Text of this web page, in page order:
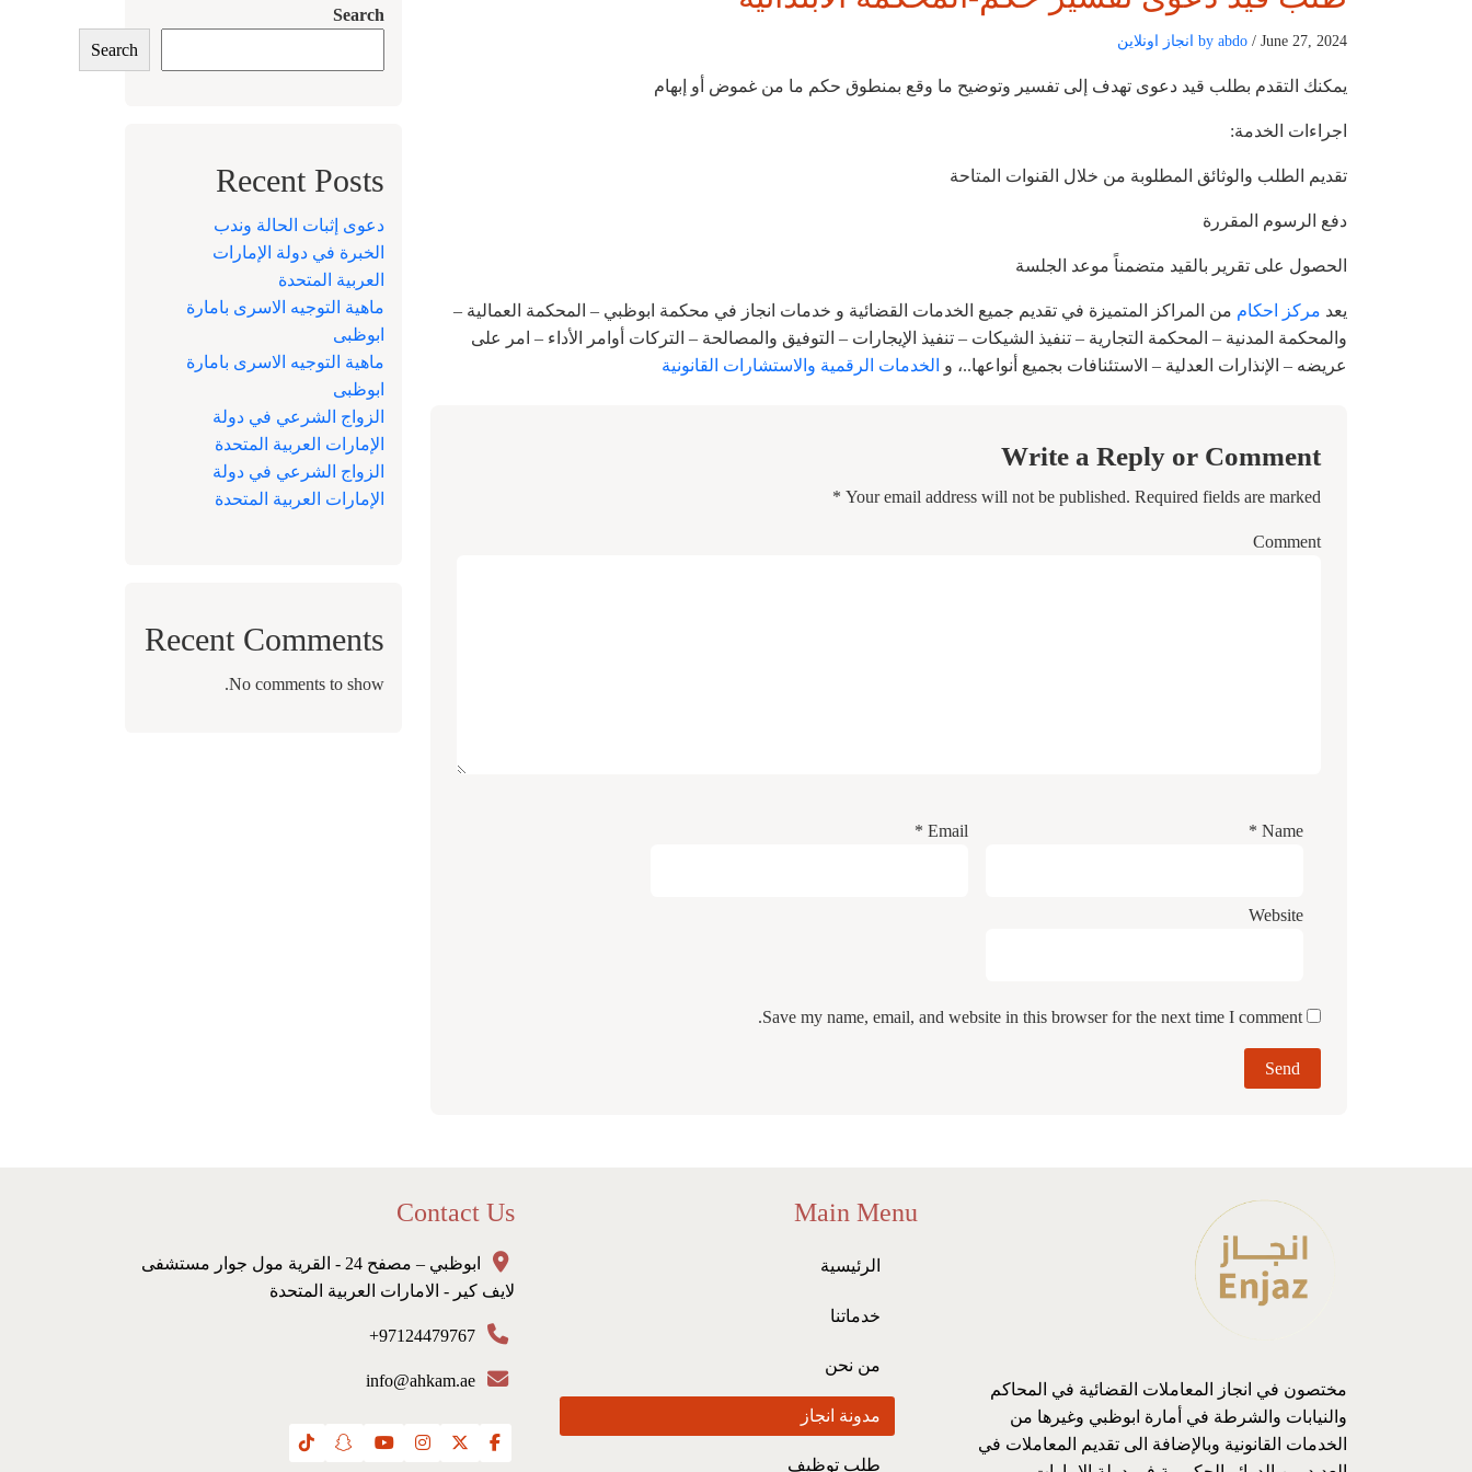
by abdo / June 27, 2024 انجاز اونلاين
يمكنك التقدم بطلب قيد دعوى تهدف إلى تفسير وتوضيح ما وقع بمنطوق حكم ما من غموض أو إبهام
اجراءات الخدمة:
تقديم الطلب والوثائق المطلوبة من خلال القنوات المتاحة
دفع الرسوم المقررة
الحصول على تقرير بالقيد متضمناً موعد الجلسة
يعد مركز احكام من المراكز المتميزة في تقديم جميع الخدمات القضائية و خدمات انجاز في محكمة ابوظبي – المحكمة العمالية –
والمحكمة المدنية – المحكمة التجارية – تنفيذ الشيكات – تنفيذ الإيجارات – التوفيق والمصالحة – التركات أوامر الأداء – امر على
عريضه – الإنذارات العدلية – الاستئنافات بجميع أنواعها..، و الخدمات الرقمية والاستشارات القانونية
Write a Reply or Comment
Your email address will not be published. Required fields are marked
*
Comment
Name
*
Email
*
Website
Save my name, email, and website in this browser for the next time I comment.
Search
Search
Recent Posts
دعوى إثبات الحالة وندب
الخبرة في دولة الإمارات
العربية المتحدة
ماهية التوجيه الاسرى بامارة
ابوظبى
ماهية التوجيه الاسرى بامارة
ابوظبى
الزواج الشرعي في دولة
الإمارات العربية المتحدة
الزواج الشرعي في دولة
الإمارات العربية المتحدة
Recent Comments
No comments to show.
مختصون في انجاز المعاملات القضائية في المحاكم
والنيابات والشرطة في أمارة ابوظبي وغيرها من
الخدمات القانونية وبالإضافة الى تقديم المعاملات في
Main Menu
الرئيسية
خدماتنا
من نحن
مدونة انجاز
طلب توظيف
Contact Us
ابوظبي – مصفح 24 - القرية مول جوار مستشفى
لايف كير - الامارات العربية المتحدة
97124479767+
info@ahkam.ae